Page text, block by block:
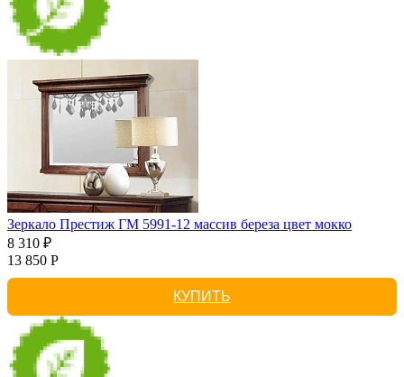
Зеркало Престиж ГМ 5991-12 массив береза цвет мокко
8 310 ₽
13 850 Р
КУПИТЬ